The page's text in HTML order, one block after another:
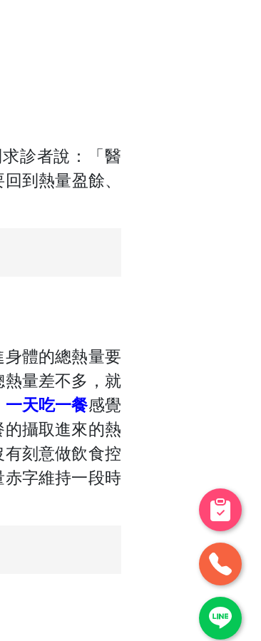
診者說：「醫
到熱量盈餘、
體的總熱量要
量差不多，就
一天吃一餐感覺
攝取進來的熱
刻意做飲食控
字維持一段時